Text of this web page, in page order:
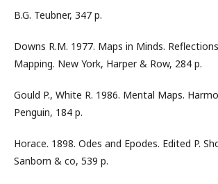
B.G. Teubner, 347 p.
Downs R.M. 1977. Maps in Minds.
Mapping. New York, Harper & Row, 284 p.
Gould P., White R. 1986. Mental Maps.
Penguin, 184 p.
Horace. 1898. Odes and Epodes. Edited P.
Sanborn & co, 539 p.